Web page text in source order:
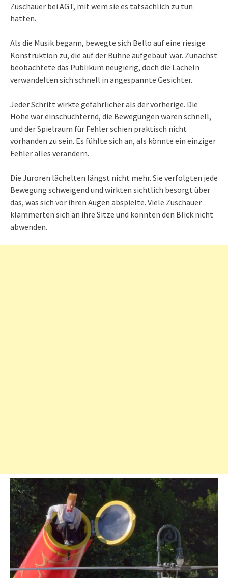
Zuschauer bei AGT, mit wem sie es tatsächlich zu tun
hatten.
Als die Musik begann, bewegte sich Bello auf eine riesige
Konstruktion zu, die auf der Bühne aufgebaut war. Zunächst
beobachtete das Publikum neugierig, doch die Lächeln
verwandelten sich schnell in angespannte Gesichter.
Jeder Schritt wirkte gefährlicher als der vorherige. Die
Höhe war einschüchternd, die Bewegungen waren schnell,
und der Spielraum für Fehler schien praktisch nicht
vorhanden zu sein. Es fühlte sich an, als könnte ein einziger
Fehler alles verändern.
Die Juroren lächelten längst nicht mehr. Sie verfolgten jede
Bewegung schweigend und wirkten sichtlich besorgt über
das, was sich vor ihren Augen abspielte. Viele Zuschauer
klammerten sich an ihre Sitze und konnten den Blick nicht
abwenden.